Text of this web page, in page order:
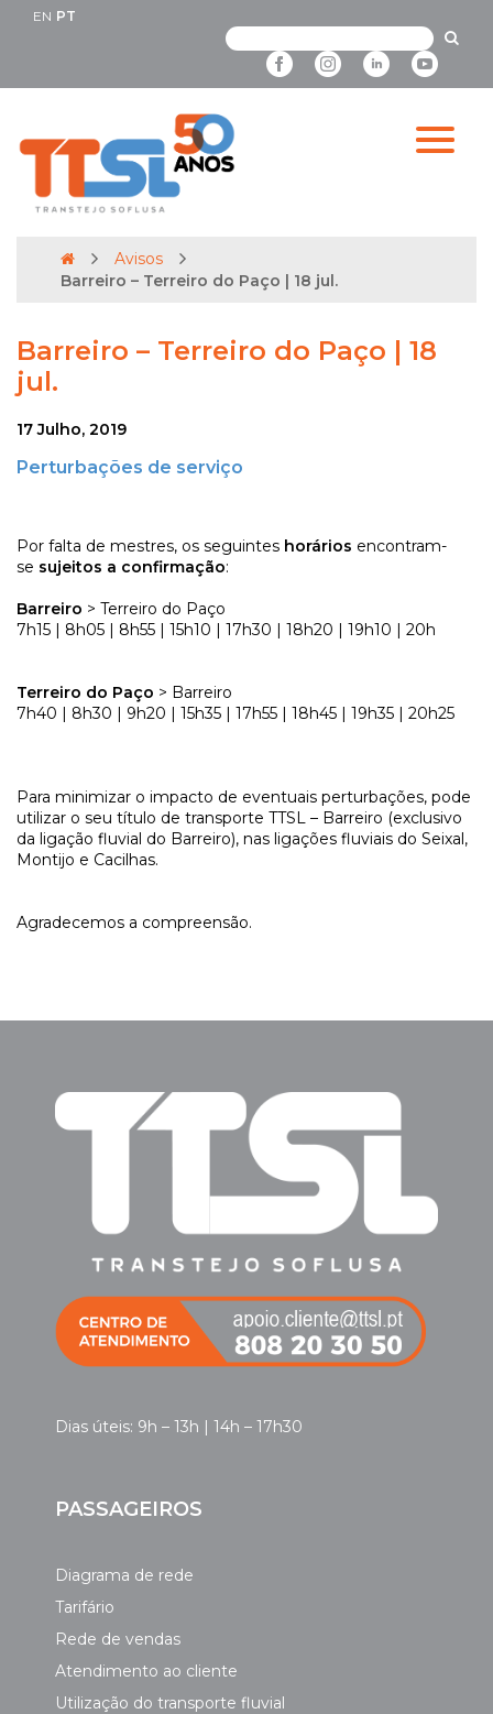
EN PT
Avisos
Barreiro – Terreiro do Paço | 18 jul.
Barreiro – Terreiro do Paço | 18
jul.
17 Julho, 2019
Perturbações de serviço
Por falta de mestres, os seguintes horários encontram-
se sujeitos a confirmação:
Barreiro > Terreiro do Paço
7h15 | 8h05 | 8h55 | 15h10 | 17h30 | 18h20 | 19h10 | 20h
Terreiro do Paço > Barreiro
7h40 | 8h30 | 9h20 | 15h35 | 17h55 | 18h45 | 19h35 | 20h25
Para minimizar o impacto de eventuais perturbações, pode
utilizar o seu título de transporte TTSL – Barreiro (exclusivo
da ligação fluvial do Barreiro), nas ligações fluviais do Seixal,
Montijo e Cacilhas.
Agradecemos a compreensão.
Dias úteis: 9h – 13h | 14h – 17h30
PASSAGEIROS
Diagrama de rede
Tarifário
Rede de vendas
Atendimento ao cliente
Utilização do transporte fluvial